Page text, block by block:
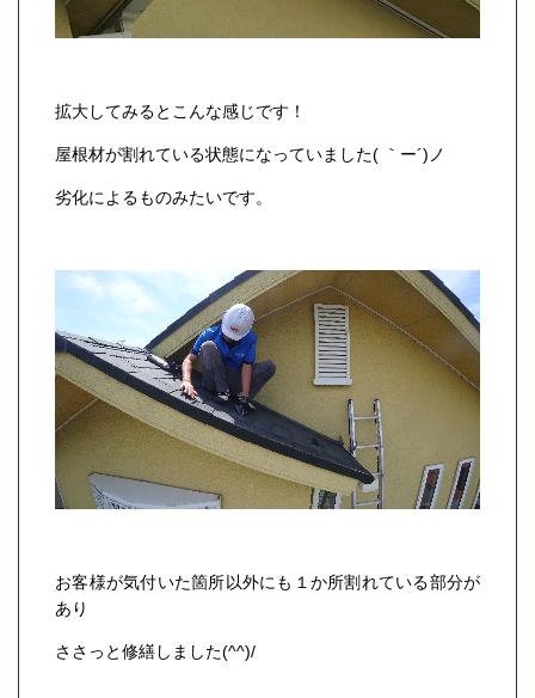
拡大してみるとこんな感じです！
屋根材が割れている状態になっていました( ｀ー´)ノ
劣化によるものみたいです。
お客様が気付いた箇所以外にも１か所割れている部分が
あり
ささっと修繕しました(^^)/